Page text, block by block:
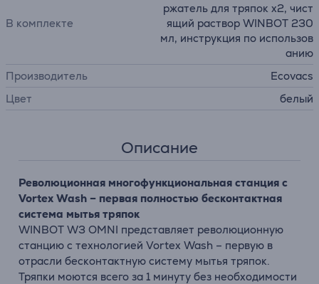
В комплекте
ржатель для тряпок x2, чист
ящий раствор WINBOT 230
мл, инструкция по использов
анию
Производитель
Ecovacs
Цвет
белый
Описание
Революционная многофункциональная станция с
Vortex Wash – первая полностью бесконтактная
система мытья тряпок
WINBOT W3 OMNI представляет революционную
станцию с технологией Vortex Wash – первую в
отрасли бесконтактную систему мытья тряпок.
Тряпки моются всего за 1 минуту без необходимости